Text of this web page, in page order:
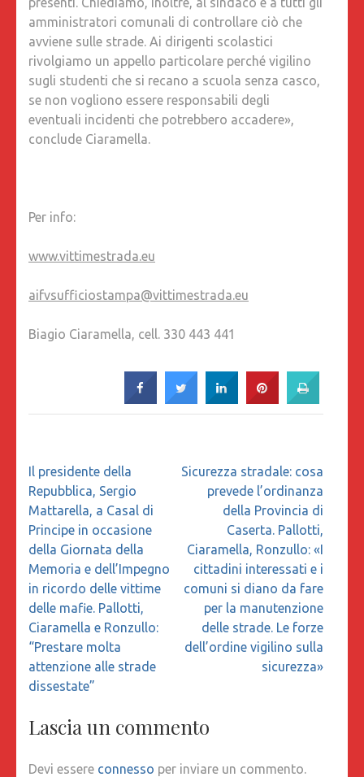
amministratori comunali di controllare ciò che
avviene sulle strade. Ai dirigenti scolastici
rivolgiamo un appello particolare perché vigilino
sugli studenti che si recano a scuola senza casco,
se non vogliono essere responsabili degli
eventuali incidenti che potrebbero accadere»,
conclude Ciaramella.
Per info:
www.vittimestrada.eu
aifvsufficiostampa@vittimestrada.eu
Biagio Ciaramella, cell. 330 443 441
Navigazione
articoli
Il presidente della
Repubblica, Sergio
Mattarella, a Casal di
Principe in occasione
della Giornata della
Memoria e dell’Impegno
in ricordo delle vittime
delle mafie. Pallotti,
Ciaramella e Ronzullo:
“Prestare molta
attenzione alle strade
dissestate”
Sicurezza stradale: cosa
prevede l’ordinanza
della Provincia di
Caserta. Pallotti,
Ciaramella, Ronzullo: «I
cittadini interessati e i
comuni si diano da fare
per la manutenzione
delle strade. Le forze
dell’ordine vigilino sulla
sicurezza»
Lascia un commento
Devi essere connesso per inviare un commento.